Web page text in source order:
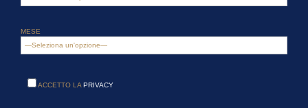
MESE
ACCETTO LAPRIVACY